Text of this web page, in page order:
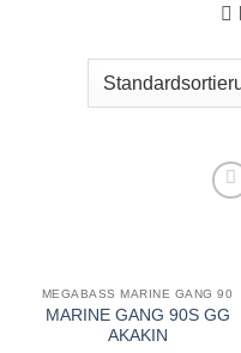
MEGABASS MARINE GANG 90
MARINE GANG 90S GG
AKAKIN